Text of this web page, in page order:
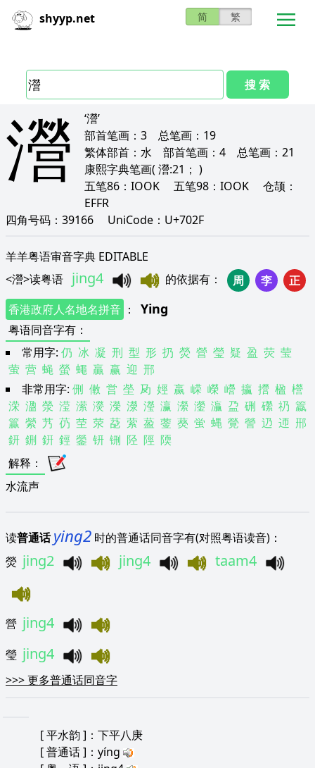
shyyp.net 简 繁
搜 索
瀯
‘瀯’
部首笔画： 3 总笔画： 19
繁体部首： 水 部首笔画： 4 总笔画： 21
康熙字典笔画( 瀯:21； )
五笔86： IOOK 五笔98： IOOK 仓颉：
EFFR
四角号码： 39166 UniCode： U+702F
羊羊粤语审音字典 EDITABLE
<瀯>读粤语 jing4 的依据有 ： 周 李
正
香港政府人名地名拼音 ： Ying
粤语同音字有 ：
常用字: 仍 冰 凝 刑 型 形 扔 熒 營 瑩 疑 盈 荧 莹
萤 营 蝇 螢 蠅 贏 赢 迎 邢
非常用字: 侀 僌 営 塋 夃 娙 嬴 嵘 嶸 巆 攍 攚 楹 櫿
溁 溋 滎 滢 潆 濙 濚 濴 瀅 瀛 瀠 灐 灜 盁 硎 礯 礽 籝
籯 縈 艿 芿 茔 荥 莻 萦 萾 蓥 藀 蛍 蝿 覮 謍 辸 迊 郉
鈃 鉶 銒 鋞 鎣 钘 铏 陉 陘 陾
解释 ：
水流声
读普通话 ying2 时的普通话同音字有(对照粤语读音)：
熒 jing2 jing4 taam4
營 jing4
瑩 jing4
>>>更多普通话同音字
[平水韵 ]：下平八庚
[普通话]：yíng